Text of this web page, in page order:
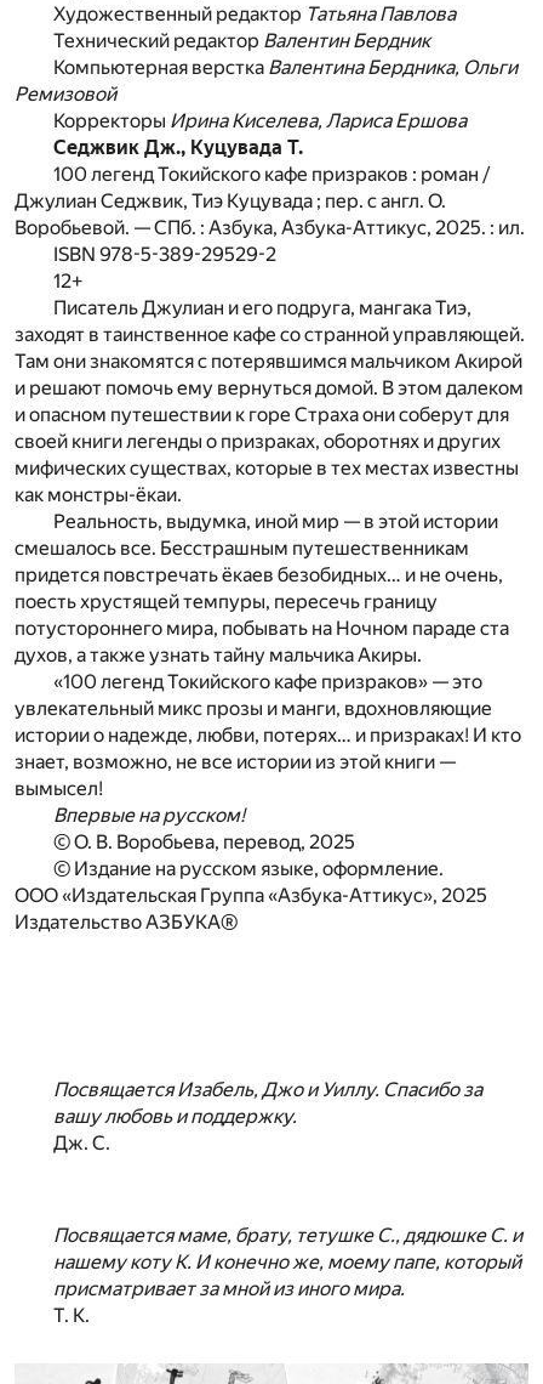
Художественный редактор Татьяна Павлова
Технический редактор Валентин Бердник
Компьютерная верстка Валентина Бердника, Ольги
Ремизовой
Корректоры Ирина Киселева, Лариса Ершова
Седжвик Дж., Куцувада Т.
100 легенд Токийского кафе призраков : роман /
Джулиан Седжвик, Тиэ Куцувада ; пер. с англ. О.
Воробьевой. — СПб. : Азбука, Азбука-Аттикус, 2025. : ил.
ISBN 978-5-389-29529-2
12+
Писатель Джулиан и его подруга, мангака Тиэ,
заходят в таинственное кафе со странной управляющей.
Там они знакомятся с потерявшимся мальчиком Акирой
и решают помочь ему вернуться домой. В этом далеком
и опасном путешествии к горе Страха они соберут для
своей книги легенды о призраках, оборотнях и других
мифических существах, которые в тех местах известны
как монстры-ёкаи.
Реальность, выдумка, иной мир — в этой истории
смешалось все. Бесстрашным путешественникам
придется повстречать ёкаев безобидных… и не очень,
поесть хрустящей темпуры, пересечь границу
потустороннего мира, побывать на Ночном параде ста
духов, а также узнать тайну мальчика Акиры.
«100 легенд Токийского кафе призраков» — это
увлекательный микс прозы и манги, вдохновляющие
истории о надежде, любви, потерях… и призраках! И кто
знает, возможно, не все истории из этой книги —
вымысел!
Впервые на русском!
© О. В. Воробьева, перевод, 2025
© Издание на русском языке, оформление.
ООО «Издательская Группа «Азбука-Аттикус», 2025
Издательство АЗБУКА®
Посвящается Изабель, Джо и Уиллу. Спасибо за
вашу любовь и поддержку.
Дж. С.
Посвящается маме, брату, тетушке С., дядюшке С. и
нашему коту К. И конечно же, моему папе, который
присматривает за мной из иного мира.
Т. К.